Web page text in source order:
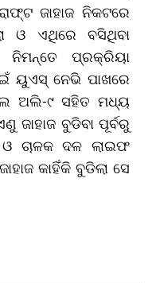
ଜାହାଜ ନିକଟରେ
ଓ ଏଥିରେ ବସିଥିବା
ପ୍ରକ୍ରିୟା
ୟୁଏସ୍ ନେଭି ପାଖରେ
ଅଲି-୯ ସହିତ ମଧ୍ୟ
ଜାହାଜ ବୁଡିବା ପୂର୍ବରୁ
ଚାଳକ ଦଳ ଲାଇଫ
କାହିଁକି ବୁଡିଲା ସେ